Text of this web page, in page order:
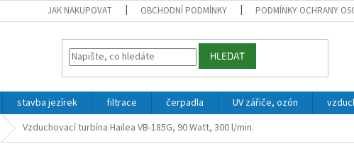
JAK NAKUPOVAT OBCHODNÍ PODMÍNKY PODMÍNKY OCHRANY
HLEDAT
stavba jezírek filtrace čerpadla UV zářiče, ozón
Vzduchovací turbína Hailea VB-185G, 90 Watt, 300 l/min.